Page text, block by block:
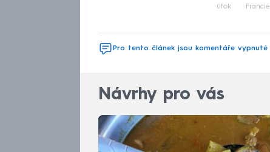
útok Francie
Pro tento článek jsou komentáře vypnuté
Návrhy pro vás